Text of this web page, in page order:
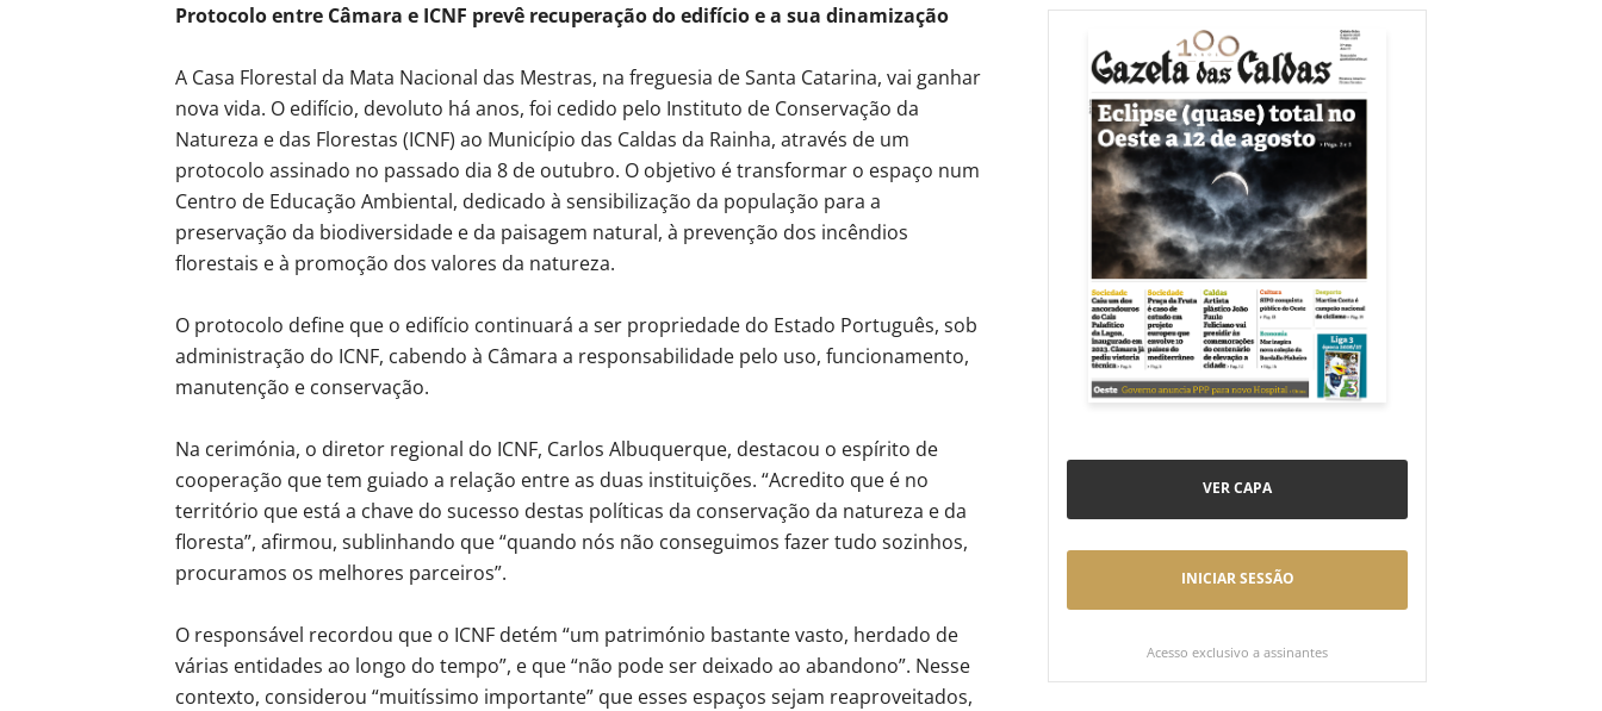
Protocolo entre Câmara e ICNF prevê recuperação do edifício e a sua dinamização
A Casa Florestal da Mata Nacional das Mestras, na freguesia de Santa Catarina, vai ganhar
nova vida. O edifício, devoluto há anos, foi cedido pelo Instituto de Conservação da
Natureza e das Florestas (ICNF) ao Município das Caldas da Rainha, através de um
protocolo assinado no passado dia 8 de outubro. O objetivo é transformar o espaço num
Centro de Educação Ambiental, dedicado à sensibilização da população para a
preservação da biodiversidade e da paisagem natural, à prevenção dos incêndios
florestais e à promoção dos valores da natureza.
O protocolo define que o edifício continuará a ser propriedade do Estado Português, sob
administração do ICNF, cabendo à Câmara a responsabilidade pelo uso, funcionamento,
manutenção e conservação.
Na cerimónia, o diretor regional do ICNF, Carlos Albuquerque, destacou o espírito de
cooperação que tem guiado a relação entre as duas instituições. “Acredito que é no
território que está a chave do sucesso destas políticas da conservação da natureza e da
floresta”, afirmou, sublinhando que “quando nós não conseguimos fazer tudo sozinhos,
procuramos os melhores parceiros”.
O responsável recordou que o ICNF detém “um património bastante vasto, herdado de
várias entidades ao longo do tempo”, e que “não pode ser deixado ao abandono”. Nesse
contexto, considerou “muitíssimo importante” que esses espaços sejam reaproveitados,
VER CAPA
INICIAR SESSÃO
Acesso exclusivo a assinantes